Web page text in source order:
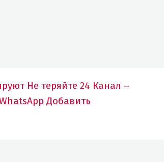
Не теряйте 24 Канал –
Добавить